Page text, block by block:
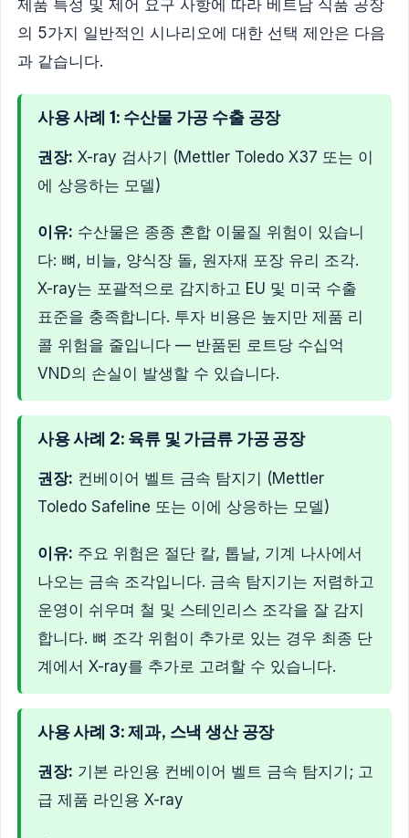
제품 특성 및 제어 요구 사항에 따라 베트남 식품 공장
의 5가지 일반적인 시나리오에 대한 선택 제안은 다음
과 같습니다.
사용 사례 1: 수산물 가공 수출 공장
권장: X-ray 검사기 (Mettler Toledo X37 또는 이
에 상응하는 모델)
이유: 수산물은 종종 혼합 이물질 위험이 있습니
다: 뼈, 비늘, 양식장 돌, 원자재 포장 유리 조각.
X-ray는 포괄적으로 감지하고 EU 및 미국 수출
표준을 충족합니다. 투자 비용은 높지만 제품 리
콜 위험을 줄입니다 — 반품된 로트당 수십억
VND의 손실이 발생할 수 있습니다.
사용 사례 2: 육류 및 가금류 가공 공장
권장: 컨베이어 벨트 금속 탐지기 (Mettler
Toledo Safeline 또는 이에 상응하는 모델)
이유: 주요 위험은 절단 칼, 톱날, 기계 나사에서
나오는 금속 조각입니다. 금속 탐지기는 저렴하고
운영이 쉬우며 철 및 스테인리스 조각을 잘 감지
합니다. 뼈 조각 위험이 추가로 있는 경우 최종 단
계에서 X-ray를 추가로 고려할 수 있습니다.
사용 사례 3: 제과, 스낵 생산 공장
권장: 기본 라인용 컨베이어 벨트 금속 탐지기; 고
급 제품 라인용 X-ray